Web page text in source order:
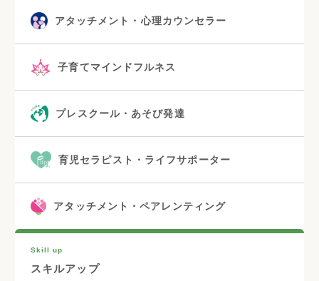
アタッチメント・心理カウンセラー
子育てマインドフルネス
プレスクール・あそび発達
育児セラピスト・ライフサポーター
アタッチメント・ペアレンティング
Skill up
スキルアップ